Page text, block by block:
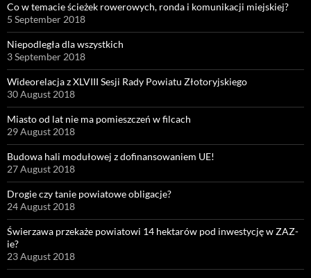
Co w temacie ścieżek rowerowych, ronda i komunikacji miejskiej?
5 September 2018
Niepodległa dla wszystkich
3 September 2018
Wideorelacja z XLVIII Sesji Rady Powiatu Złotoryjskiego
30 August 2018
Miasto od lat nie ma pomieszczeń w filcach
29 August 2018
Budowa hali modułowej z dofinansowaniem UE!
27 August 2018
Drogie czy tanie powiatowe obligacje?
24 August 2018
Świerzawa przekaże powiatowi 14 hektarów pod inwestycję w ZAZ-
ie?
23 August 2018